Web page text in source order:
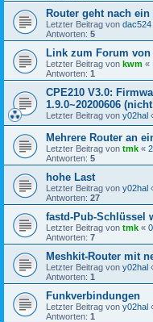
Router geht nach
Letzter Beitrag von dac524
Antworten: 5
Link zum Forum
Letzter Beitrag von kwm «
Antworten: 1
CPE210 V3.0:
1.9.0~20200606
Letzter Beitrag von y02hal
Mehrere Router an
Letzter Beitrag von tmk «
Antworten: 5
hohe Last
Letzter Beitrag von y02hal
Antworten: 27
fastd-Pub-Schlüssel
Letzter Beitrag von tmk «
Antworten: 7
Meshkit-Router mit
Letzter Beitrag von y02hal
Antworten: 1
Funkverbindungen
Letzter Beitrag von y02hal
Antworten: 1